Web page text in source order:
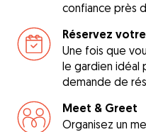
confiance près
Réservez
Une fois que
le gardien idéal
demande de
Meet & Greet
Organisez un